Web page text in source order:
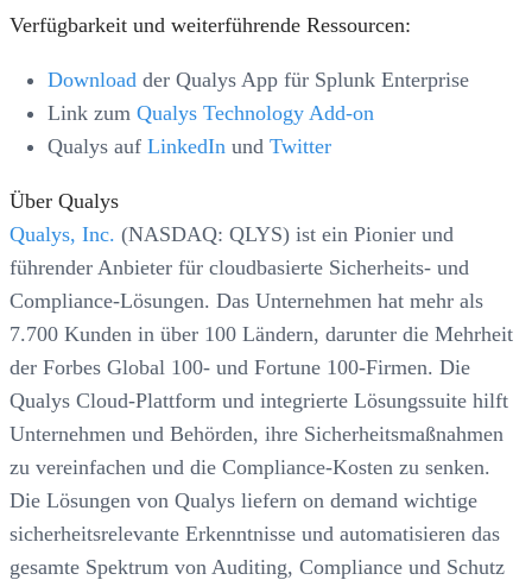
Verfügbarkeit und weiterführende Ressourcen:
Download der Qualys App für Splunk Enterprise
Link zum Qualys Technology Add-on
Qualys auf LinkedIn und Twitter
Über Qualys
Qualys, Inc. (NASDAQ: QLYS) ist ein Pionier und
führender Anbieter für cloudbasierte Sicherheits- und
Compliance-Lösungen. Das Unternehmen hat mehr als
7.700 Kunden in über 100 Ländern, darunter die Mehrheit
der Forbes Global 100- und Fortune 100-Firmen. Die
Qualys Cloud-Plattform und integrierte Lösungssuite hilft
Unternehmen und Behörden, ihre Sicherheitsmaßnahmen
zu vereinfachen und die Compliance-Kosten zu senken.
Die Lösungen von Qualys liefern on demand wichtige
sicherheitsrelevante Erkenntnisse und automatisieren das
gesamte Spektrum von Auditing, Compliance und Schutz